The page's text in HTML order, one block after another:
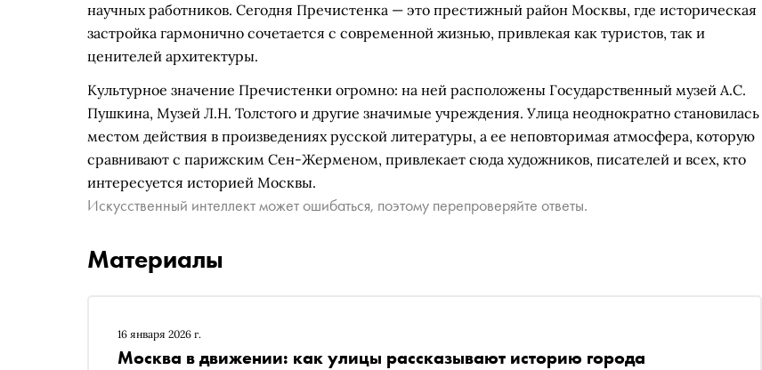
научных работников. Сегодня Пречистенка — это престижный район Москвы, где историческая
застройка гармонично сочетается с современной жизнью, привлекая как туристов, так и
ценителей архитектуры.
Культурное значение Пречистенки огромно: на ней расположены Государственный музей А.С.
Пушкина, Музей Л.Н. Толстого и другие значимые учреждения. Улица неоднократно становилась
местом действия в произведениях русской литературы, а ее неповторимая атмосфера, которую
сравнивают с парижским Сен-Жерменом, привлекает сюда художников, писателей и всех, кто
интересуется историей Москвы.
Искусственный интеллект может ошибаться, поэтому перепроверяйте ответы.
Материалы
16 января 2026 г.
Москва в движении: как улицы рассказывают историю города